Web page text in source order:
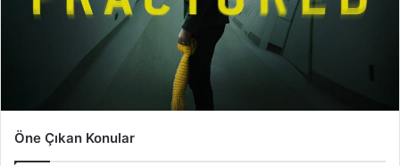
Öne Çıkan Konular